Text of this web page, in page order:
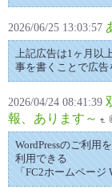
2026/06/25 13:03:57
上記広告は1ヶ月以
事を書くことで広告
2026/04/24 08:41:39
報、あります～
WordPressのご利用
利用できる
「FC2ホームページ